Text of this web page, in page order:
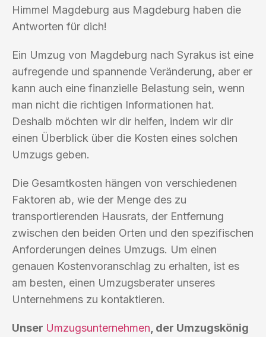
Himmel Magdeburg aus Magdeburg haben die
Antworten für dich!
Ein Umzug von Magdeburg nach Syrakus ist eine
aufregende und spannende Veränderung, aber er
kann auch eine finanzielle Belastung sein, wenn
man nicht die richtigen Informationen hat.
Deshalb möchten wir dir helfen, indem wir dir
einen Überblick über die Kosten eines solchen
Umzugs geben.
Die Gesamtkosten hängen von verschiedenen
Faktoren ab, wie der Menge des zu
transportierenden Hausrats, der Entfernung
zwischen den beiden Orten und den spezifischen
Anforderungen deines Umzugs. Um einen
genauen Kostenvoranschlag zu erhalten, ist es
am besten, einen Umzugsberater unseres
Unternehmens zu kontaktieren.
Unser Umzugsunternehmen , der Umzugskönig